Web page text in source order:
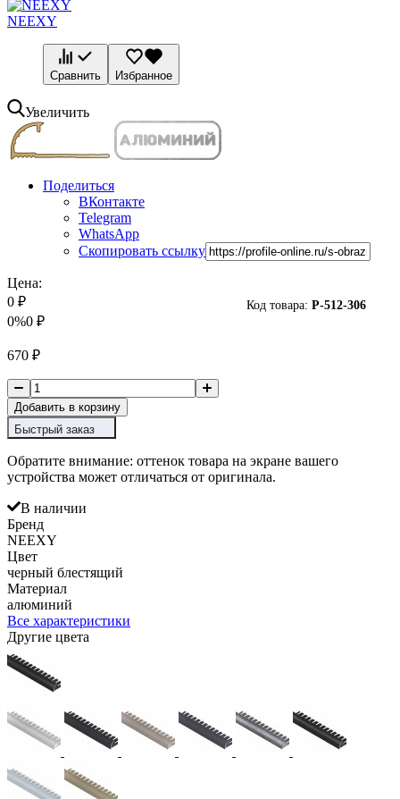
NEEXY
Сравнить Избранное
Увеличить
Поделиться
ВКонтакте
Telegram
WhatsApp
Скопировать ссылку
Код товара: P-512-306
Цена:
0 ₽
0%0 ₽
670 ₽
Добавить в корзину
Быстрый заказ
Обратите внимание: оттенок товара на экране вашего
устройства может отличаться от оригинала.
В наличии
Бренд
NEEXY
Цвет
черный блестящий
Материал
алюминий
Все характеристики
Другие цвета